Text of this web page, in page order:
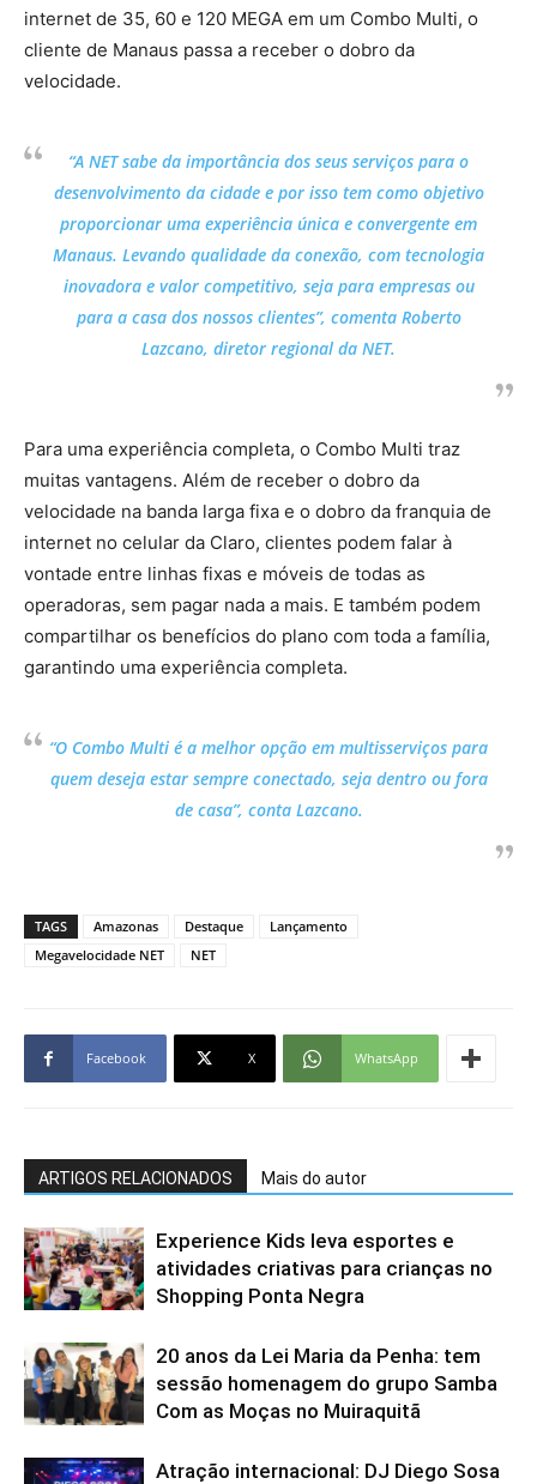
internet de 35, 60 e 120 MEGA em um Combo Multi, o
cliente de Manaus passa a receber o dobro da
velocidade.
“A NET sabe da importância dos seus serviços para o
desenvolvimento da cidade e por isso tem como objetivo
proporcionar uma experiência única e convergente em
Manaus. Levando qualidade da conexão, com tecnologia
inovadora e valor competitivo, seja para empresas ou
para a casa dos nossos clientes”, comenta Roberto
Lazcano, diretor regional da NET.
Para uma experiência completa, o Combo Multi traz
muitas vantagens. Além de receber o dobro da
velocidade na banda larga fixa e o dobro da franquia de
internet no celular da Claro, clientes podem falar à
vontade entre linhas fixas e móveis de todas as
operadoras, sem pagar nada a mais. E também podem
compartilhar os benefícios do plano com toda a família,
garantindo uma experiência completa.
“O Combo Multi é a melhor opção em multisserviços para
quem deseja estar sempre conectado, seja dentro ou fora
de casa”, conta Lazcano.
TAGS Amazonas Destaque
Lançamento
Megavelocidade NET
NET
Facebook X WhatsApp
ARTIGOS RELACIONADOS Mais do autor
Experience Kids leva esportes e
atividades criativas para crianças no
Shopping Ponta Negra
20 anos da Lei Maria da Penha: tem
sessão homenagem do grupo Samba
Com as Moças no Muiraquitã
Atração internacional: DJ Diego Sosa